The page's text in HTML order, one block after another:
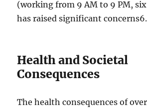
(working from 9 AM to 9 PM, six
has raised significant concerns6.
Health and Societal
Consequences
The health consequences of